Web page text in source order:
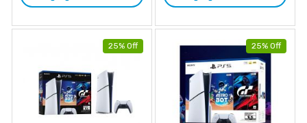
25% Off 25% Off